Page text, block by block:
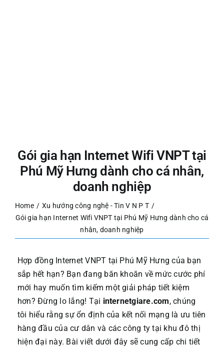
Gói gia hạn Internet Wifi VNPT tại
Phú Mỹ Hưng dành cho cá nhân,
doanh nghiệp
Home
Xu hướng công nghệ - Tin V N P T
Gói gia hạn Internet Wifi VNPT tại Phú Mỹ Hưng dành cho cá
nhân, doanh nghiệp
Hợp đồng Internet VNPT tại Phú Mỹ Hưng của bạn
sắp hết hạn? Bạn đang băn khoăn về mức cước phí
mới hay muốn tìm kiếm một giải pháp tiết kiệm
hơn? Đừng lo lắng! Tại internetgiare.com, chúng
tôi hiểu rằng sự ổn định của kết nối mạng là ưu tiên
hàng đầu của cư dân và các công ty tại khu đô thị
hiện đại này. Bài viết dưới đây sẽ cung cấp chi tiết